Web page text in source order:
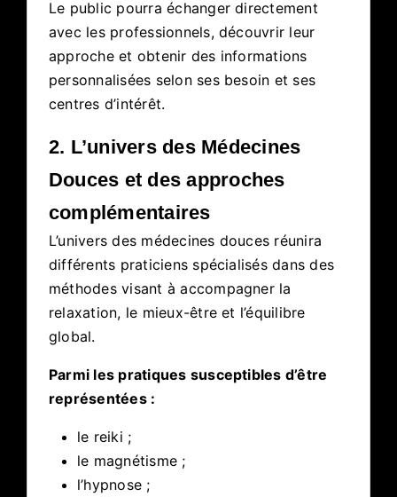
Le public pourra échanger directement
avec les professionnels, découvrir leur
approche et obtenir des informations
personnalisées selon ses besoin et ses
centres d’intérêt.
2. L’univers des Médecines
Douces et des approches
complémentaires
L’univers des médecines douces réunira
différents praticiens spécialisés dans des
méthodes visant à accompagner la
relaxation, le mieux-être et l’équilibre
global.
Parmi les pratiques susceptibles d’être
représentées :
le reiki ;
le magnétisme ;
l’hypnose ;